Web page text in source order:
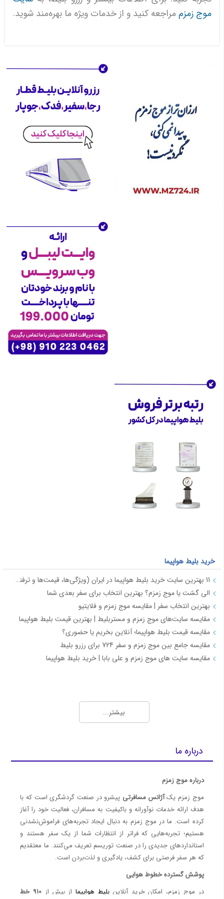
موج زمزم مراجعه کنید و از خدمات ویژه ما بهره‌مند شوید.
خرید بلیط هواپیما
11 بهترین سایت خرید بلیط هواپیما در ایران (ویژگی‌ها، قیمت‌ها و ترفندها)
الی گشت یا موج زمزم؟ بهترین انتخاب برای سفر بعدی شما
بهترین انتخاب سفر | مقایسه موج زمزم و فلایتیو
مقایسه سایت‌های موج زمزم و مستربلیط | بهترین قیمت بلیط هواپیما
مقایسه قیمت بلیط هواپیما؛ آنلاین بخریم یا حضوری؟
مقایسه جامع بین موج زمزم و سفر 724 برای رزرو بلیط
مقایسه سایت های موج زمزم و علی بابا | خرید بلیط هواپیما
رزرو گروهی بلیط هواپیما با تخفیف ویژه | موج زمزم
رزرو بلیط هواپیما چارتر
معرفی ایرلاین‌ها (Airlines)
هواپیمایی معراج - Meraj Airlines
هواپیمایی تابان - Taban Airlines
بلیط ارزان هواپیما ایران ایر؛ بهترین قیمت‌ها در موج زمزم
خرید بلیط هواپیما ماهان ⭐️هواپیمایی ماهان | موج زمزم
رزرو بلیط هواپیمایی
بیشتر...
درباره ما
درباره موج زمزم
موج زمزم یکآژانس مسافرتی پیشرو در صنعت گردشگری است که با
هدف ارائه خدمات نوآورانه و باکیفیت به مسافران، فعالیت خود را آغاز
کرده است. ما در موج زمزم به دنبال ایجاد تجربه‌های فراموش‌نشدنی
هستیم؛ تجربه‌هایی که فراتر از انتظارات شما از یک سفر هستند و
استانداردهای جدیدی را در صنعت توریسم تعریف می‌کنند. ما معتقدیم
که هر سفر فرصتی برای کشف، یادگیری و لذت‌بردن است.
پوشش گسترده خطوط هوایی
در موج زمزم، امکان خرید آنلاین بلیط هواپیمااز بیش از
910 خط